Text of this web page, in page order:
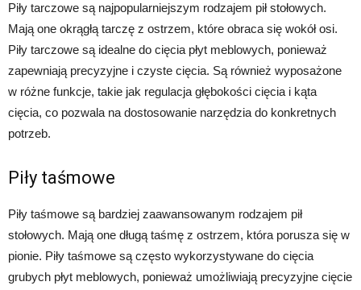
Piły tarczowe są najpopularniejszym rodzajem pił stołowych.
Mają one okrągłą tarczę z ostrzem, które obraca się wokół osi.
Piły tarczowe są idealne do cięcia płyt meblowych, ponieważ
zapewniają precyzyjne i czyste cięcia. Są również wyposażone
w różne funkcje, takie jak regulacja głębokości cięcia i kąta
cięcia, co pozwala na dostosowanie narzędzia do konkretnych
potrzeb.
Piły taśmowe
Piły taśmowe są bardziej zaawansowanym rodzajem pił
stołowych. Mają one długą taśmę z ostrzem, która porusza się w
pionie. Piły taśmowe są często wykorzystywane do cięcia
grubych płyt meblowych, ponieważ umożliwiają precyzyjne cięcie